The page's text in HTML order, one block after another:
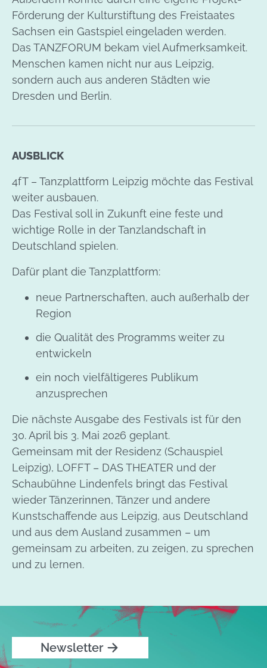
Förderung der Kulturstiftung des Freistaates
Sachsen ein Gastspiel eingeladen werden.
Das TANZFORUM bekam viel Aufmerksamkeit.
Menschen kamen nicht nur aus Leipzig,
sondern auch aus anderen Städten wie
Dresden und Berlin.
AUSBLICK
4fT – Tanzplattform Leipzig möchte das Festival
weiter ausbauen.
Das Festival soll in Zukunft eine feste und
wichtige Rolle in der Tanzlandschaft in
Deutschland spielen.
Dafür plant die Tanzplattform:
neue Partnerschaften, auch außerhalb der
Region
die Qualität des Programms weiter zu
entwickeln
ein noch vielfältigeres Publikum
anzusprechen
Die nächste Ausgabe des Festivals ist für den
30. April bis 3. Mai 2026 geplant.
Gemeinsam mit der Residenz (Schauspiel
Leipzig), LOFFT – DAS THEATER und der
Schaubühne Lindenfels bringt das Festival
wieder Tänzerinnen, Tänzer und andere
Kunstschaffende aus Leipzig, aus Deutschland
und aus dem Ausland zusammen – um
gemeinsam zu arbeiten, zu zeigen, zu sprechen
und zu lernen.
Newsletter